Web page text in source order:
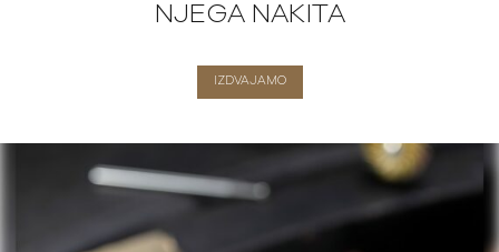
NJEGA NAKITA
IZDVAJAMO